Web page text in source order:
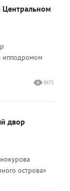
Центральном
ипподромом
8672
двор
острова»